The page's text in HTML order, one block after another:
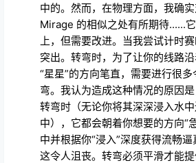
中的。然而，在物理方面，我确
Mirage 的相似之处有所期待......
上，但需要改进。当我尝试计时
突出。转弯时，为了让你的线路
“星星”的方向笔直，需要进行很
弯。我认为造成这种情况的原因
转弯时（无论你将其深深浸入水
中），它都会朝着你想要的方向“
中并根据你“浸入”深度获得流畅逼
这令人沮丧。转弯必须平滑才能